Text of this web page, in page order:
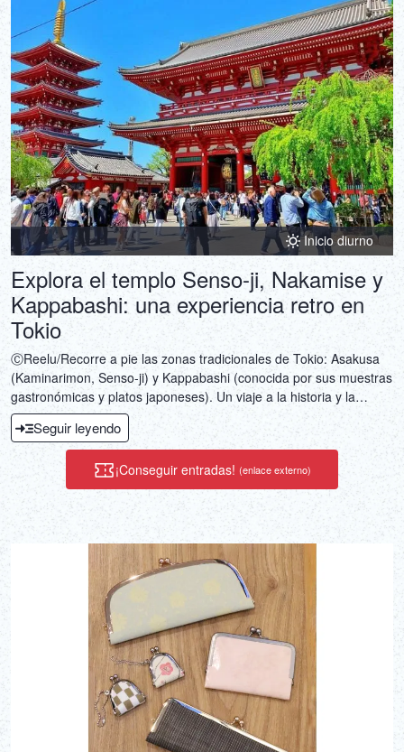
Inicio diurno
Explora el templo Senso-ji, Nakamise y
Kappabashi: una experiencia retro en
Tokio
ⒸReelu/Recorre a pie las zonas tradicionales de Tokio: Asakusa
(Kaminarimon, Senso-ji) y Kappabashi (conocida por sus muestras
gastronómicas y platos japoneses). Un viaje a la historia y la
cultura locales.
Seguir leyendo
¡Conseguir entradas! (enlace externo)